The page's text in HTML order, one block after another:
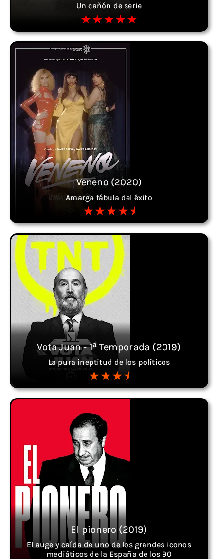
Un cañón de serie
Veneno (2020)
Amarga fábula del éxito
Vota Juan - 1ª Temporada (2019)
La pura ineptitud de los políticos
El pionero (2019)
El auge y caída de uno de los grandes iconos
mediáticos de la España de los 90